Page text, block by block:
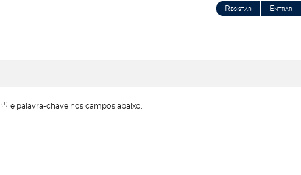
Registar Entrar
(1) e palavra-chave nos campos abaixo.